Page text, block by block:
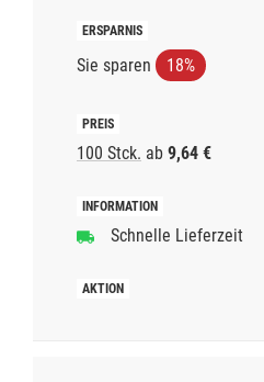
Sie sparen 18%
100 Stck. ab 9,64 €
Schnelle Lieferzeit